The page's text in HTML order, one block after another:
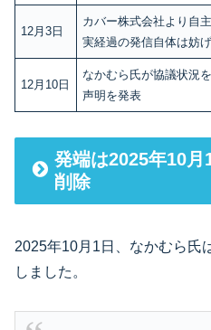
12月3日
カバー株式会社より自
実経過の発信自体は妨
12月10日
なかむら氏が協議状況
声明を発表
発端は2025年10
削除
2025年10月1日、なかむら氏
しました。